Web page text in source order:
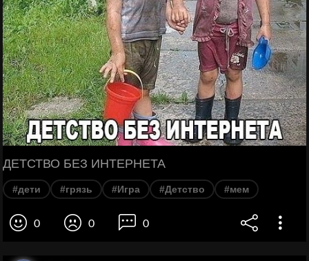
ДЕТСТВО БЕЗ ИНТЕРНЕТА
#дети #грязь #Игра #Детство #мем
0 0 0